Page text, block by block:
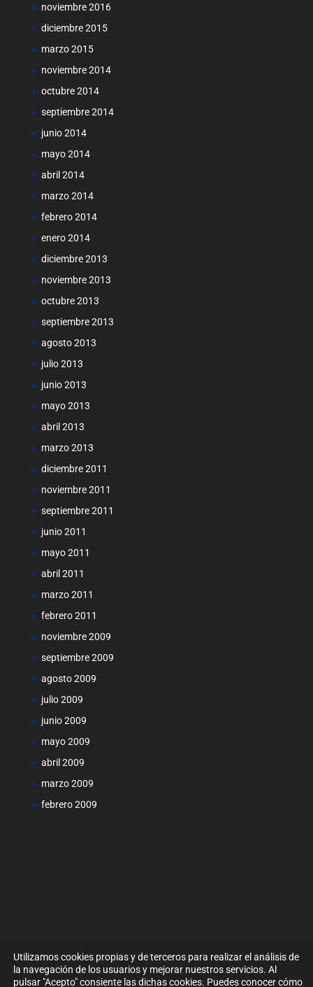
noviembre 2016
diciembre 2015
marzo 2015
noviembre 2014
octubre 2014
septiembre 2014
junio 2014
mayo 2014
abril 2014
marzo 2014
febrero 2014
enero 2014
diciembre 2013
noviembre 2013
octubre 2013
septiembre 2013
agosto 2013
julio 2013
junio 2013
mayo 2013
abril 2013
marzo 2013
diciembre 2011
noviembre 2011
septiembre 2011
junio 2011
mayo 2011
abril 2011
marzo 2011
febrero 2011
noviembre 2009
septiembre 2009
agosto 2009
julio 2009
junio 2009
mayo 2009
abril 2009
marzo 2009
febrero 2009
Utilizamos cookies propias y de terceros para realizar el análisis de
la navegación de los usuarios y mejorar nuestros servicios. Al
pulsar "Acepto" consiente las dichas cookies. Puedes conocer cómo